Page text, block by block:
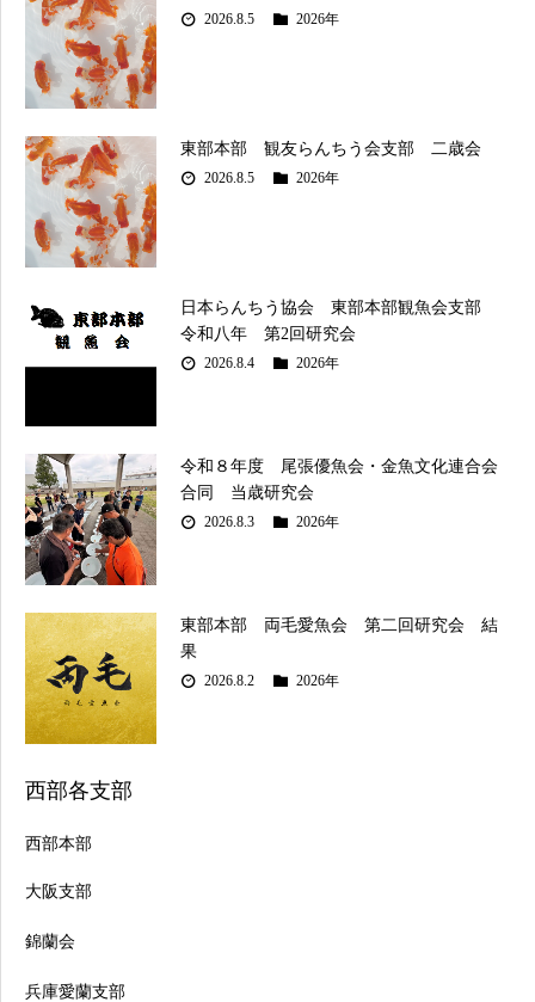
2026.8.5 2026年
東部本部 観友らんちう会支部 二歳会
2026.8.5 2026年
日本らんちう協会 東部本部観魚会支部
令和八年 第2回研究会
2026.8.4 2026年
令和８年度 尾張優魚会・金魚文化連合会
合同 当歳研究会
2026.8.3 2026年
東部本部 両毛愛魚会 第二回研究会 結
果
2026.8.2 2026年
西部各支部
西部本部
大阪支部
錦蘭会
兵庫愛蘭支部